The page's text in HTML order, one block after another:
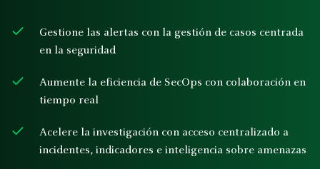
Gestione las alertas con la gestión de casos centrada
en la seguridad
Aumente la eficiencia de SecOps con colaboración en
tiempo real
Acelere la investigación con acceso centralizado a
incidentes, indicadores e inteligencia sobre amenazas